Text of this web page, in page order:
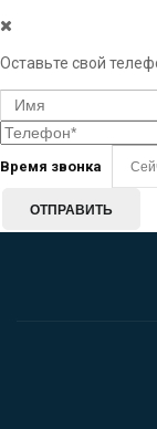
Оставьте свой
Время звонка
ОТПРАВИТЬ